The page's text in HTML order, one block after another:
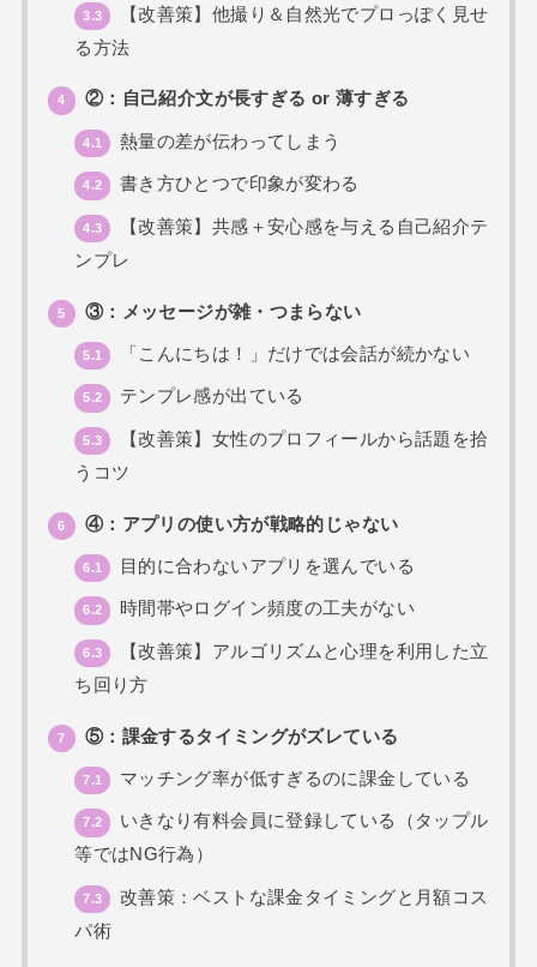
3.3
【改善策】他撮り＆自然光でプロっぽく見せ
る方法
4 ②：自己紹介文が長すぎる or 薄すぎる
4.1 熱量の差が伝わってしまう
4.2 書き方ひとつで印象が変わる
4.3
【改善策】共感＋安心感を与える自己紹介テ
ンプレ
5 ③：メッセージが雑・つまらない
5.1 「こんにちは！」だけでは会話が続かない
5.2 テンプレ感が出ている
5.3
【改善策】女性のプロフィールから話題を拾
うコツ
6 ④：アプリの使い方が戦略的じゃない
6.1 目的に合わないアプリを選んでいる
6.2 時間帯やログイン頻度の工夫がない
6.3
【改善策】アルゴリズムと心理を利用した立
ち回り方
7 ⑤：課金するタイミングがズレている
7.1 マッチング率が低すぎるのに課金している
7.2
いきなり有料会員に登録している（タップル
等ではNG行為）
7.3
改善策：ベストな課金タイミングと月額コス
パ術